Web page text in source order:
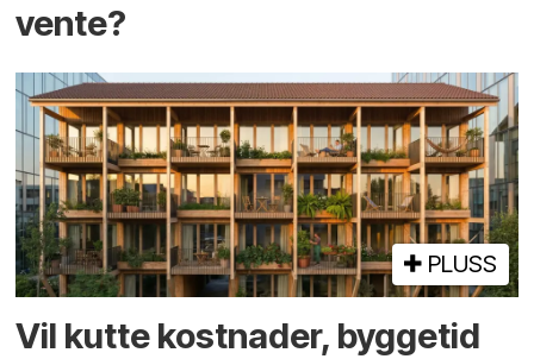
vente?
PLUSS
Vil kutte kostnader, byggetid